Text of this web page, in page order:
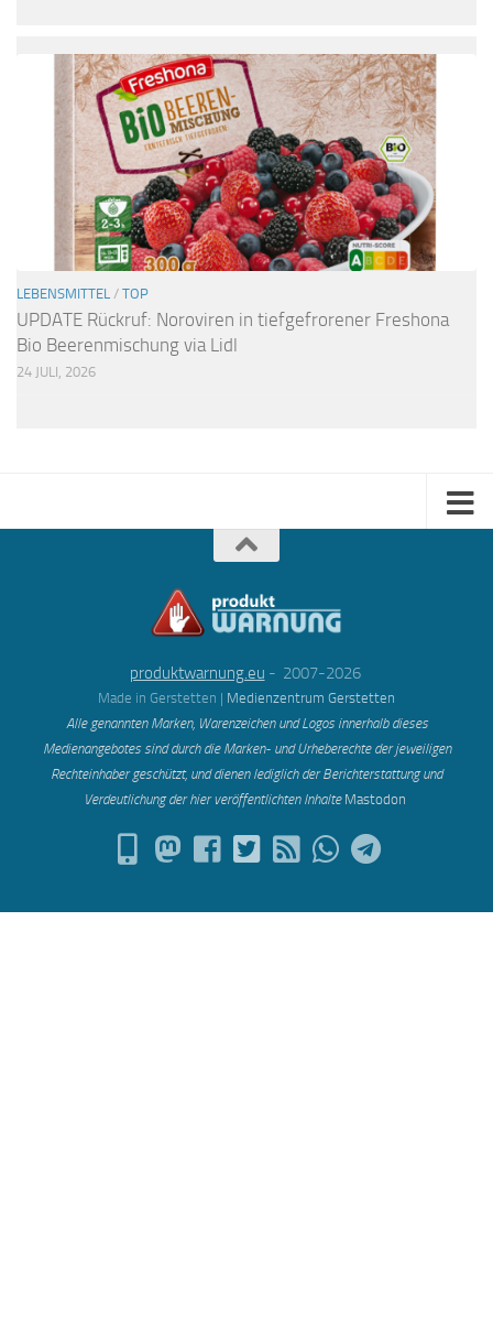
LEBENSMITTEL / TOP
UPDATE Rückruf: Noroviren in tiefgefrorener Freshona
Bio Beerenmischung via Lidl
24 JULI, 2026
produktwarnung.eu - 2007-2026
Made in Gerstetten | Medienzentrum Gerstetten
Alle genannten Marken, Warenzeichen und Logos innerhalb dieses
Medienangebotes sind durch die Marken- und Urheberechte der jeweiligen
Rechteinhaber geschützt, und dienen lediglich der Berichterstattung und
Verdeutlichung der hier veröffentlichten Inhalte Mastodon